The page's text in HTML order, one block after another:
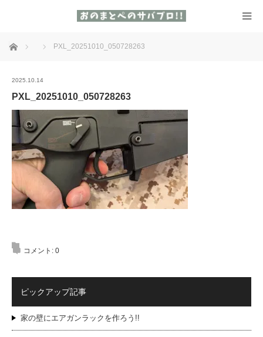
ホーム PXL_20251010_050728263
2025.10.14
PXL_20251010_050728263
コメント: 0
ピックアップ記事
家の壁にエアガンラックを作ろう!!